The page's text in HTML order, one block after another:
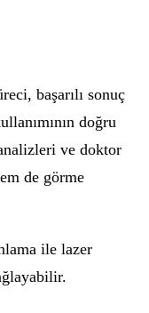
başarılı sonuç
doğru
ve doktor
de görme
ile lazer